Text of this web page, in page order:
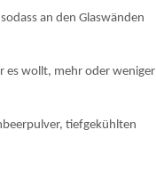
an den Glaswänden
es wollt, mehr oder weniger
tiefgekühlten